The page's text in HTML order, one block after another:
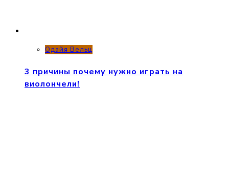
Одайя Вельц
3 причины почему нужно играть на
виолончели!